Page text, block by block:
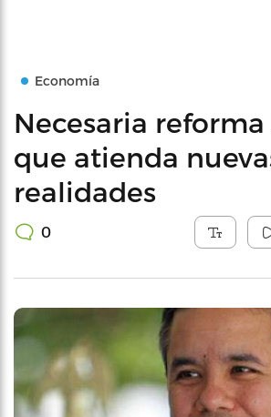
Economía
Necesaria
que atienda
realidades
0